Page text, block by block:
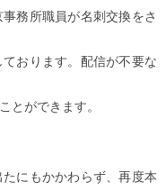
務所職員が名刺交換をさ
おります。配信が不要な
とができます。
にもかかわらず、再度本